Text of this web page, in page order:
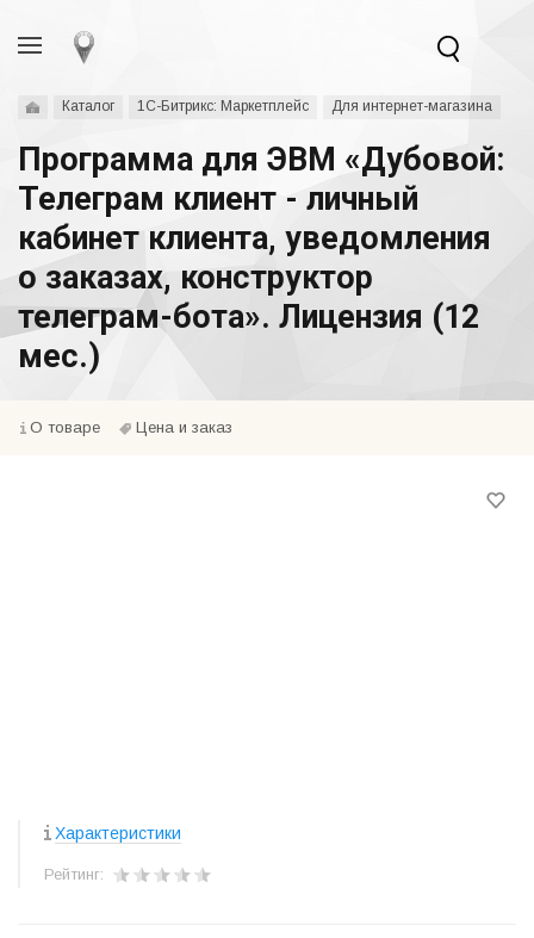
Каталог 1С-Битрикс: Маркетплейс Для интернет-магазина
Программа для ЭВМ «Дубовой:
Телеграм клиент - личный
кабинет клиента, уведомления
о заказах, конструктор
телеграм-бота». Лицензия (12
мес.)
О товаре Цена и заказ
Характеристики
Рейтинг: